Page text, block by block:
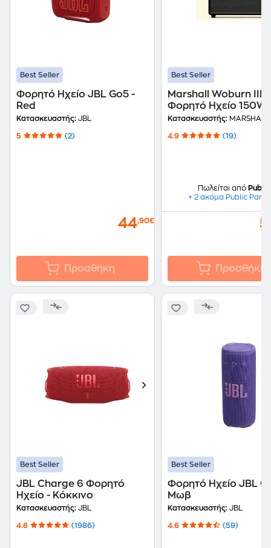
Best Seller
Φορητό Ηχείο JBL Go5 -
Red
Κατασκευαστής: JBL
5 (2)
44,90€
Προσθήκη
Best Seller
Marshall Woburn III
Φορητό Ηχείο 150W
Μαύρο
Κατασκευαστής: MARSHALL
4.9 (19)
Πωλείται από Public
+ 2 ακόμα Public
Προσθήκη
Best Seller
JBL Charge 6 Φορητό
Ηχείο - Κόκκινο
Κατασκευαστής: JBL
4.8 (1986)
Best Seller
Φορητό Ηχείο JBL
Μωβ
Κατασκευαστής: JBL
4.6 (59)